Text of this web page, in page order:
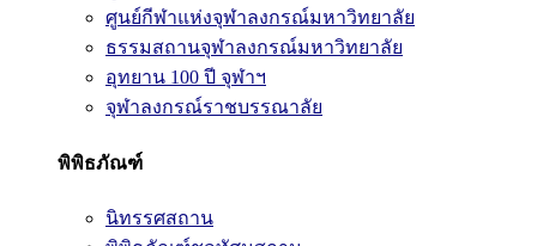
ศูนย์กีฬาแห่งจุฬาลงกรณ์มหาวิทยาลัย
ธรรมสถานจุฬาลงกรณ์มหาวิทยาลัย
อุทยาน 100 ปี จุฬาฯ
จุฬาลงกรณ์ราชบรรณาลัย
พิพิธภัณฑ์
นิทรรศสถาน